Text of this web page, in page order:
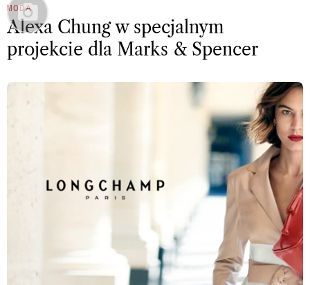
MODA
Alexa Chung w specjalnym
projekcie dla Marks & Spencer